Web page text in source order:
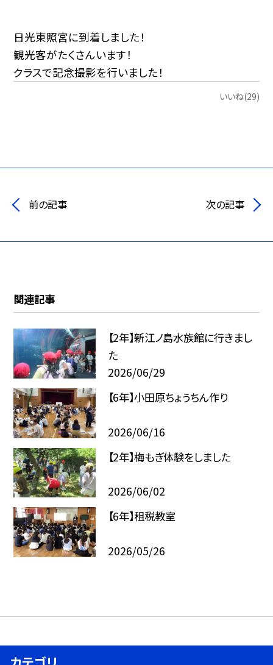
日光東照宮に到着しました！
観光客がたくさんいます！
クラスで記念撮影を行いました！
いいね(29)
前の記事 次の記事
関連記事
【2年】新江ノ島水族館に行きまし
た
2026/06/29
【6年】小田原ちょうちん作り
2026/06/16
【2年】梅もぎ体験をしました
2026/06/02
【6年】租税教室
2026/05/26